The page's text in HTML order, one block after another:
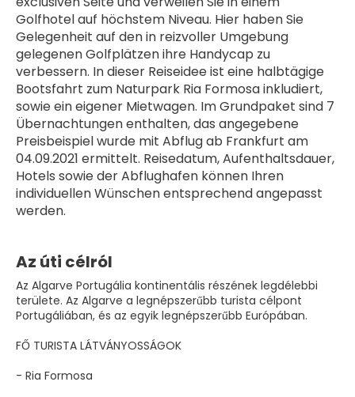
Golfhotel auf höchstem Niveau. Hier haben Sie
Gelegenheit auf den in reizvoller Umgebung
gelegenen Golfplätzen ihre Handycap zu
verbessern. In dieser Reiseidee ist eine halbtägige
Bootsfahrt zum Naturpark Ria Formosa inkludiert,
sowie ein eigener Mietwagen. Im Grundpaket sind 7
Übernachtungen enthalten, das angegebene
Preisbeispiel wurde mit Abflug ab Frankfurt am
04.09.2021 ermittelt. Reisedatum, Aufenthaltsdauer,
Hotels sowie der Abflughafen können Ihren
individuellen Wünschen entsprechend angepasst
werden.
Az úti célról
Az Algarve Portugália kontinentális részének legdélebbi
területe. Az Algarve a legnépszerűbb turista célpont
Portugáliában, és az egyik legnépszerűbb Európában.
FŐ TURISTA LÁTVÁNYOSSÁGOK
- Ria Formosa